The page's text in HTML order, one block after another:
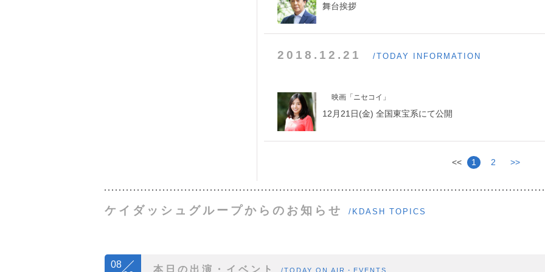
舞台挨拶
2018.12.21 /TODAY INFORMATION
映画「ニセコイ」
12月21日(金) 全国東宝系にて公開
<< 1 2 >>
ケイダッシュグループからのお知らせ /KDASH TOPICS
08
本日の出演・イベント /TODAY ON AIR・EVENTS